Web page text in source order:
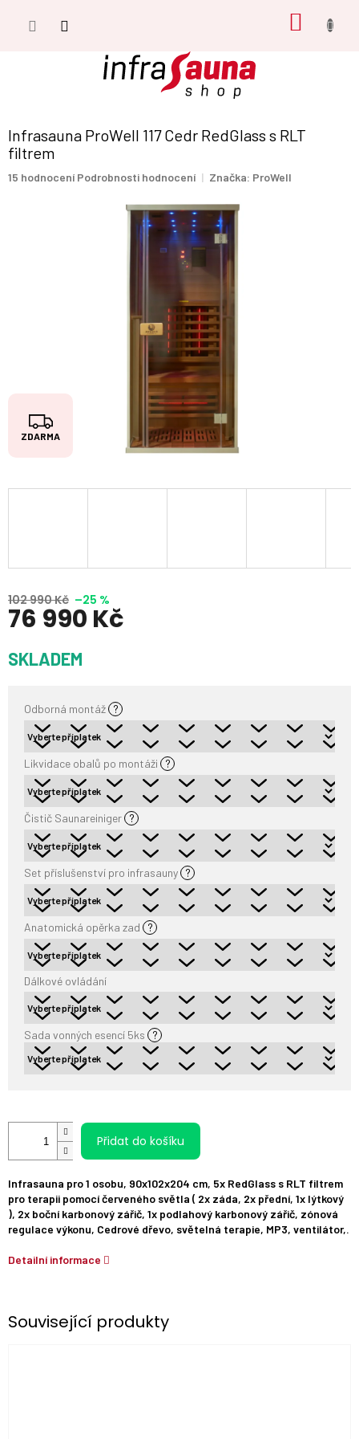
Infrasauna ProWell 117 Cedr RedGlass s RLT
filtrem
Průměrné
15 hodnocení Podrobnosti hodnocení Značka: ProWell
Z
D
R
ZDARMA
102 990 Kč –25 %
76 990 Kč
cena:
SKLADEM
Odborná montáž ?
Likvidace obalů po montáži ?
Čistič Saunareiniger ?
Set příslušenství pro infrasauny ?
Anatomická opěrka zad ?
Dálkové ovládání
Sada vonných esencí 5ks ?
Přidat do košíku
Infrasauna pro 1 osobu, 90x102x204 cm, 5x RedGlass s RLT filtrem
pro terapii pomocí červeného světla ( 2x záda, 2x přední, 1x lýtkový
), 2x boční karbonový zářič, 1x podlahový karbonový zářič, zónová
regulace výkonu, Cedrové dřevo, světelná terapie, MP3, ventilátor,.
Detailní informace
Související produkty